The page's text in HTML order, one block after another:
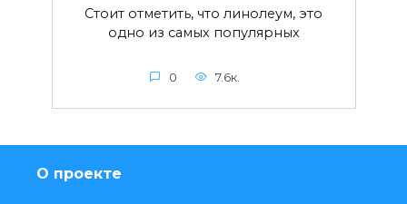
Стоит отметить, что линолеум, это
одно из самых популярных
0 7.6к.
О проекте